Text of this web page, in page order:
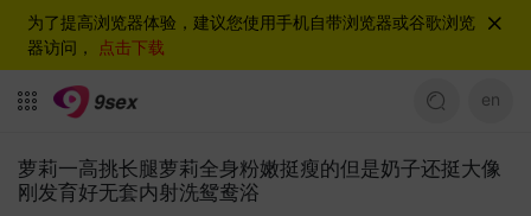
为了提高浏览器体验，建议您使用手机自带浏览器或谷歌浏览
器访问， 点击下载
en
萝莉一高挑长腿萝莉全身粉嫩挺瘦的但是奶子还挺大像
刚发育好无套内射洗鸳鸯浴